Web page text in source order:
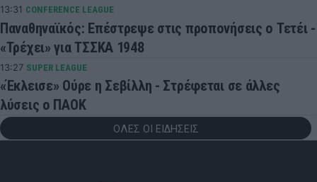
13:31 CONFERENCE LEAGUE
Παναθηναϊκός: Επέστρεψε στις προπονήσεις ο Τετέι -
«Τρέχει» για ΤΣΣΚΑ 1948
13:27 SUPER LEAGUE
«Έκλεισε» Ούρε η Σεβίλλη - Στρέφεται σε άλλες
λύσεις ο ΠΑΟΚ
ΟΛΕΣ ΟΙ ΕΙΔΗΣΕΙΣ